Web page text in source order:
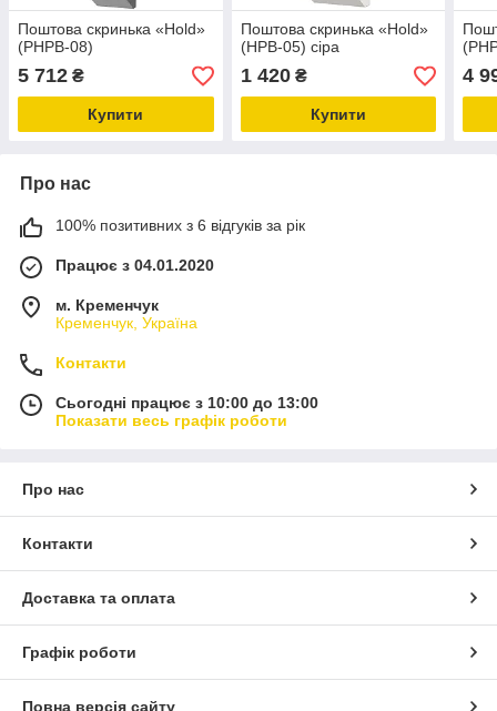
Поштова скринька «Hold»
(PHPB-08)
5 712 ₴
Купити
Поштова скринька «Hold»
(HPB-05) сіра
1 420₴
Купити
4
Про нас
100% позитивних з 6 відгуків за рік
Працює з 04.01.2020
м. Кременчук
Кременчук, Україна
Контакти
Сьогодні працює з 10:00 до 13:00
Показати весь графік роботи
Про нас
Контакти
Доставка та оплата
Графік роботи
Повна версія сайту